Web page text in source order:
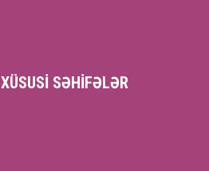
XÜSUSI SƏHIFƏLƏR